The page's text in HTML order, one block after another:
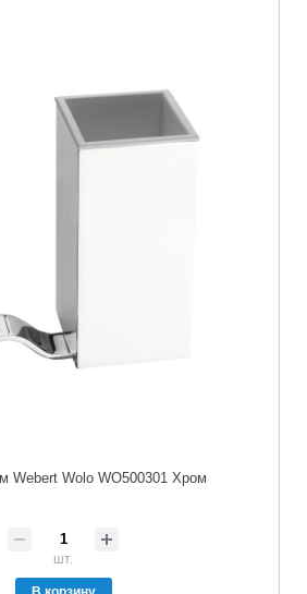
Webert Wolo WO500301 Хром
шт.